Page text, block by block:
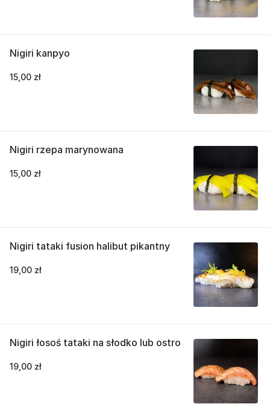
Nigiri kanpyo
15,00 zł
Nigiri rzepa marynowana
15,00 zł
Nigiri tataki fusion halibut pikantny
19,00 zł
Nigiri łosoś tataki na słodko lub ostro
19,00 zł